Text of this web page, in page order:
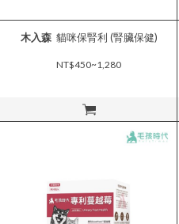
立即購買
木入森 貓咪保腎利 (腎臟保健)
NT$450~1,280